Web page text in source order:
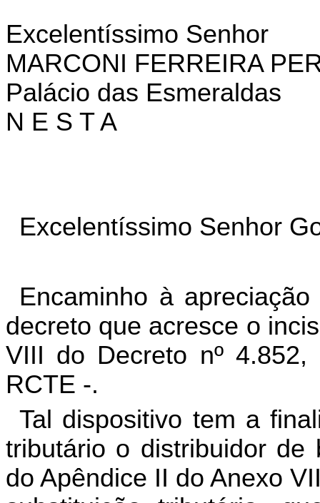
Excelentíssimo Senhor
MARCONI FERREIRA
Palácio das Esmeraldas
N E S T A
Excelentíssimo Senhor
Encaminho à
decreto que acresce o
VIII do Decreto nº
RCTE -.
Tal dispositivo tem a
tributário o distribuidor de
do Apêndice II do Anexo